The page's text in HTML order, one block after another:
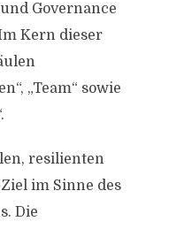
Governance
Kern dieser
„Team“ sowie
resilienten
im Sinne des
Die